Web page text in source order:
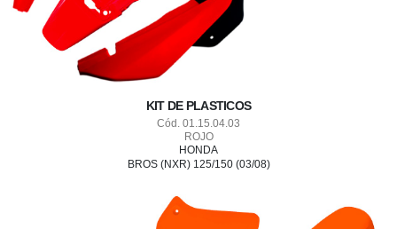
KIT DE PLASTICOS
Cód. 01.15.04.03
ROJO
HONDA
BROS (NXR) 125/150 (03/08)